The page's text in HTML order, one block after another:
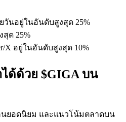
นอยู่ในอันดับสูงสุด 25%
ด 25%
X อยู่ในอันดับสูงสุด 10%
ด้ด้วย $GIGA บน
นยอดนิยม และแนวโน้มตลาดบน